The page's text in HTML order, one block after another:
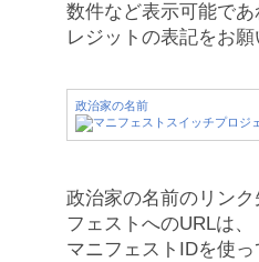
数件など表示可能で
レジットの表記をお願
政治家の名前
政治家の名前のリン
フェストへのURLは、
マニフェストIDを使